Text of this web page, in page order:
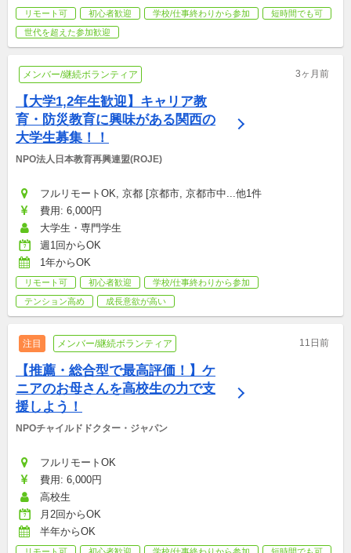
リモート可 初心者歓迎 学校/仕事終わりから参加
短時間でも可
世代を超えた参加歓迎
メンバー/継続ボランティア 3ヶ月前
【大学1,2年生歓迎】キャリア教
育・防災教育に興味がある関西の
大学生募集！！
NPO法人日本教育再興連盟(ROJE)
フルリモートOK, 京都 [京都市, 京都市中...他1件
費用: 6,000円
大学生・専門学生
週1回からOK
1年からOK
リモート可 初心者歓迎
学校/仕事終わりから参加
テンション高め
成長意欲が高い
注目 メンバー/継続ボランティア 11日前
【推薦・総合型で最高評価！】ケ
ニアのお母さんを高校生の力で支
援しよう！
NPOチャイルドドクター・ジャパン
フルリモートOK
費用: 6,000円
高校生
月2回からOK
半年からOK